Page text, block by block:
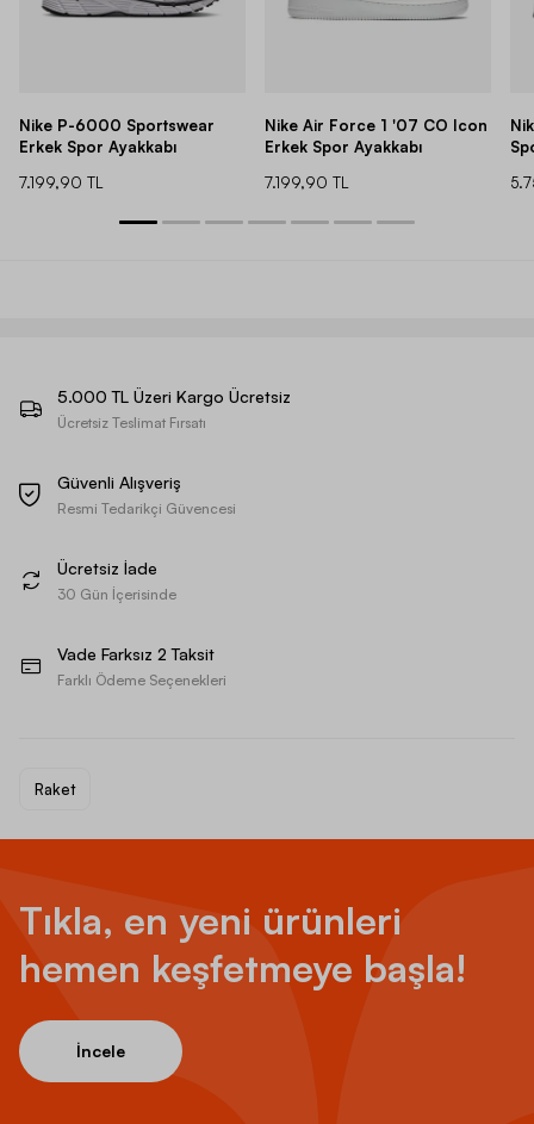
Nike P-6000 Sportswear
Erkek Spor Ayakkabı
7.199,90 TL
Nike Air Force 1 '07 CO Icon
Erkek Spor Ayakkabı
7.199,90 TL
5.000 TL Üzeri Kargo Ücretsiz
Ücretsiz Teslimat Fırsatı
Güvenli Alışveriş
Resmi Tedarikçi Güvencesi
Ücretsiz İade
30 Gün İçerisinde
Vade Farksız 2 Taksit
Farklı Ödeme Seçenekleri
Raket
Tıkla, en yeni ürünleri
hemen keşfetmeye başla!
İncele